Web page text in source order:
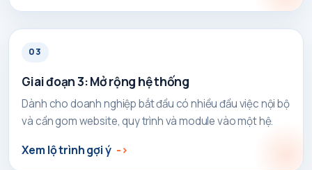
03
Giai đoạn 3: Mở rộng hệ thống
Dành cho doanh nghiệp bắt đầu có nhiều đầu việc nội bộ
và cần gom website, quy trình và module vào một hệ.
Xem lộ trình gợi ý